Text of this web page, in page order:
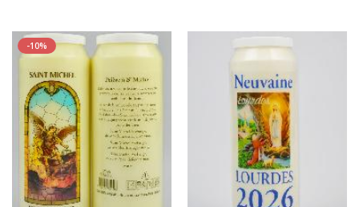
-10% Incienso de la Iglesia Pontificia 250g
€12.90
€130.00
-10%
€5.50